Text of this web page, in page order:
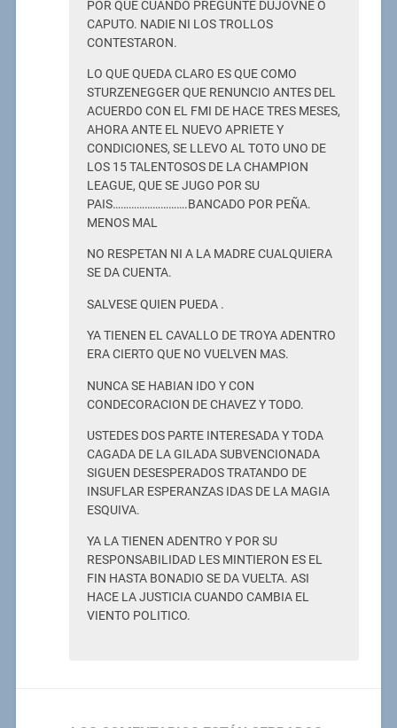
POR QUE CUANDO PREGUNTE DUJOVNE O
CAPUTO. NADIE NI LOS TROLLOS
CONTESTARON.
LO QUE QUEDA CLARO ES QUE COMO
STURZENEGGER QUE RENUNCIO ANTES DEL
ACUERDO CON EL FMI DE HACE TRES MESES,
AHORA ANTE EL NUEVO APRIETE Y
CONDICIONES, SE LLEVO AL TOTO UNO DE
LOS 15 TALENTOSOS DE LA CHAMPION
LEAGUE, QUE SE JUGO POR SU
PAIS……………………….BANCADO POR PEÑA.
MENOS MAL
NO RESPETAN NI A LA MADRE CUALQUIERA
SE DA CUENTA.
SALVESE QUIEN PUEDA .
YA TIENEN EL CAVALLO DE TROYA ADENTRO
ERA CIERTO QUE NO VUELVEN MAS.
NUNCA SE HABIAN IDO Y CON
CONDECORACION DE CHAVEZ Y TODO.
USTEDES DOS PARTE INTERESADA Y TODA
CAGADA DE LA GILADA SUBVENCIONADA
SIGUEN DESESPERADOS TRATANDO DE
INSUFLAR ESPERANZAS IDAS DE LA MAGIA
ESQUIVA.
YA LA TIENEN ADENTRO Y POR SU
RESPONSABILIDAD LES MINTIERON ES EL
FIN HASTA BONADIO SE DA VUELTA. ASI
HACE LA JUSTICIA CUANDO CAMBIA EL
VIENTO POLITICO.